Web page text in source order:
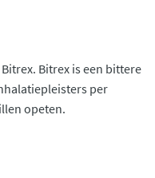
Bitrex is een bittere
per
opeten.